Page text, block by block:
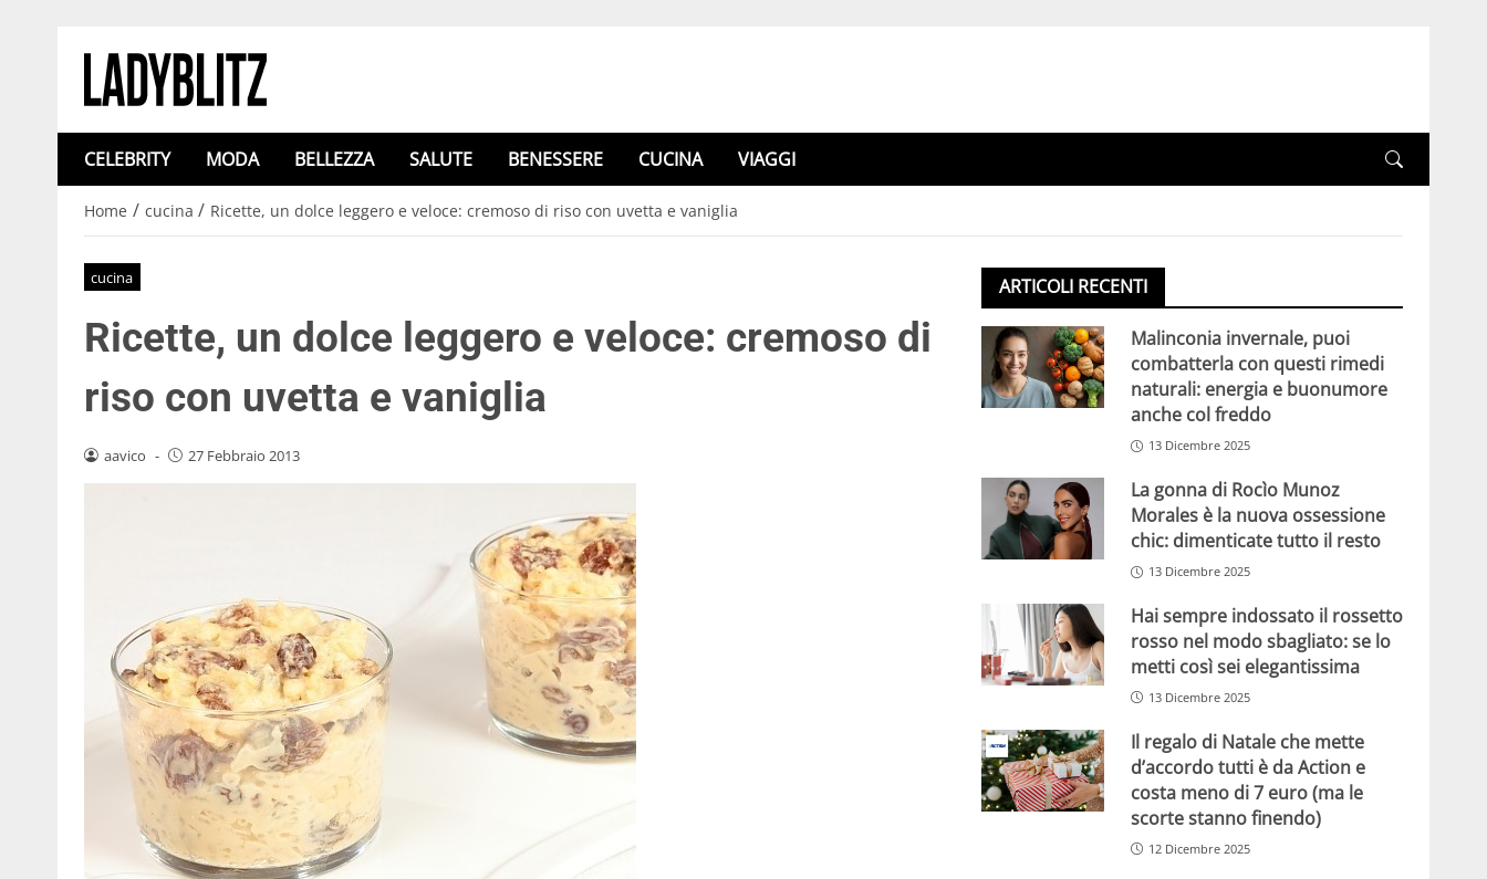
CELEBRITY MODA BELLEZZA SALUTE BENESSERE CUCINA VIAGGI
Home / cucina / Ricette, un dolce leggero e veloce: cremoso di riso con uvetta e vaniglia
cucina
Ricette, un dolce leggero e veloce: cremoso di
riso con uvetta e vaniglia
aavico - 27 Febbraio 2013
ARTICOLI RECENTI
Malinconia invernale, puoi
combatterla con questi rimedi
naturali: energia e buonumore
anche col freddo
13 Dicembre 2025
La gonna di Rocìo Munoz
Morales è la nuova ossessione
chic: dimenticate tutto il resto
13 Dicembre 2025
Hai sempre indossato il rossetto
rosso nel modo sbagliato: se lo
metti così sei elegantissima
13 Dicembre 2025
Il regalo di Natale che mette
d’accordo tutti è da Action e
costa meno di 7 euro (ma le
scorte stanno finendo)
12 Dicembre 2025